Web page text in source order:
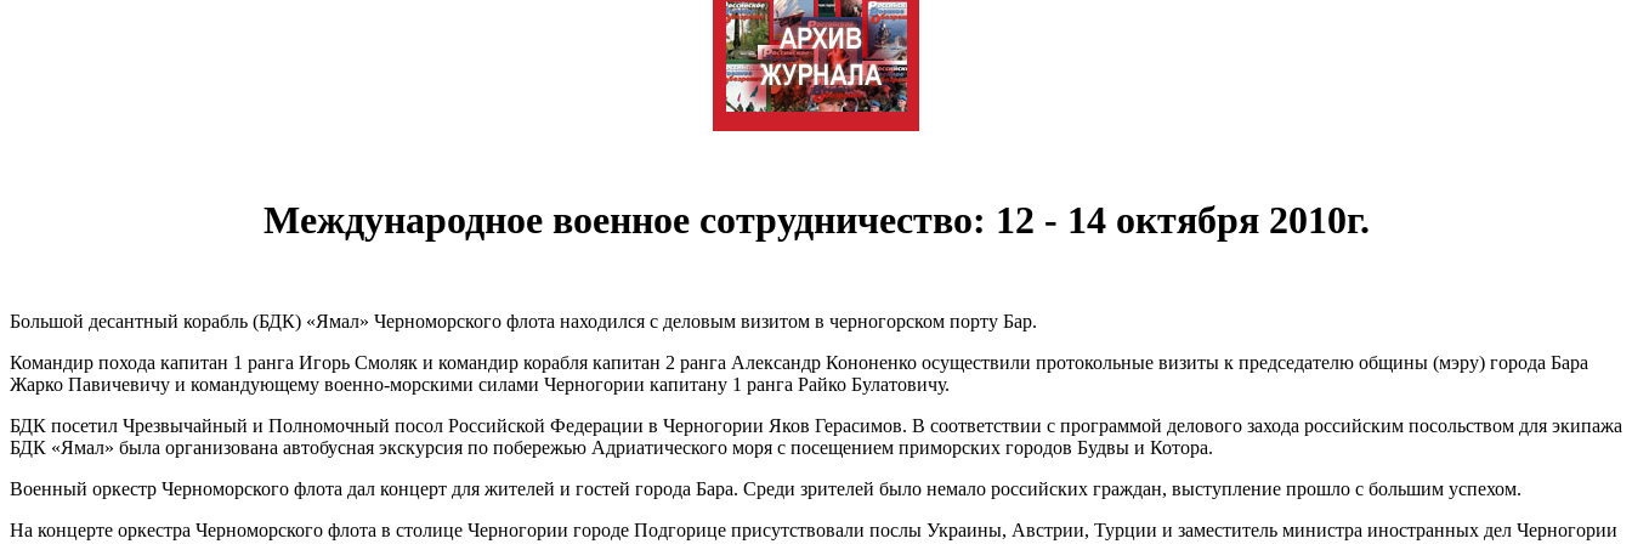
Международное военное сотрудничество: 12 - 14 октября 2010г.
Большой десантный корабль (БДК) «Ямал» Черноморского флота находился с деловым визитом в черногорском порту Бар.
Командир похода капитан 1 ранга Игорь Смоляк и командир корабля капитан 2 ранга Александр Кононенко осуществили протокольные визиты к председателю общины (мэру) города Бара
Жарко Павичевичу и командующему военно-морскими силами Черногории капитану 1 ранга Райко Булатовичу.
БДК посетил Чрезвычайный и Полномочный посол Российской Федерации в Черногории Яков Герасимов. В соответствии с программой делового захода российским посольством для экипажа
БДК «Ямал» была организована автобусная экскурсия по побережью Адриатического моря с посещением приморских городов Будвы и Котора.
Военный оркестр Черноморского флота дал концерт для жителей и гостей города Бара. Среди зрителей было немало российских граждан, выступление прошло с большим успехом.
На концерте оркестра Черноморского флота в столице Черногории городе Подгорице присутствовали послы Украины, Австрии, Турции и заместитель министра иностранных дел Черногории